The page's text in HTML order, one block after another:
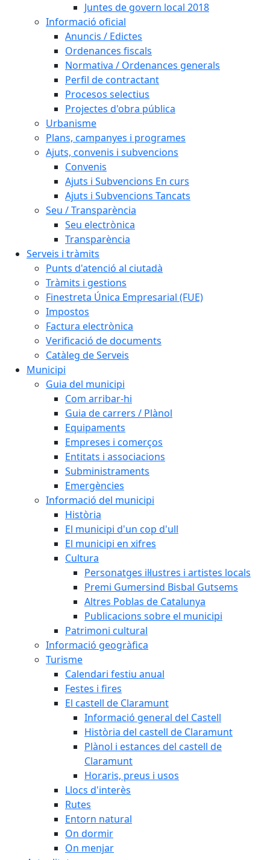
Juntes de govern local 2018
Informació oficial
Anuncis / Edictes
Ordenances fiscals
Normativa / Ordenances generals
Perfil de contractant
Procesos selectius
Projectes d'obra pública
Urbanisme
Plans, campanyes i programes
Ajuts, convenis i subvencions
Convenis
Ajuts i Subvencions En curs
Ajuts i Subvencions Tancats
Seu / Transparència
Seu electrònica
Transparència
Serveis i tràmits
Punts d'atenció al ciutadà
Tràmits i gestions
Finestreta Única Empresarial (FUE)
Impostos
Factura electrònica
Verificació de documents
Catàleg de Serveis
Municipi
Guia del municipi
Com arribar-hi
Guia de carrers / Plànol
Equipaments
Empreses i comerços
Entitats i associacions
Subministraments
Emergències
Informació del municipi
Història
El municipi d'un cop d'ull
El municipi en xifres
Cultura
Personatges il·lustres i artistes locals
Premi Gumersind Bisbal Gutsems
Altres Poblas de Catalunya
Publicacions sobre el municipi
Patrimoni cultural
Informació geogràfica
Turisme
Calendari festiu anual
Festes i fires
El castell de Claramunt
Informació general del Castell
Història del castell de Claramunt
Plànol i estances del castell de
Claramunt
Horaris, preus i usos
Llocs d'interès
Rutes
Entorn natural
On dormir
On menjar